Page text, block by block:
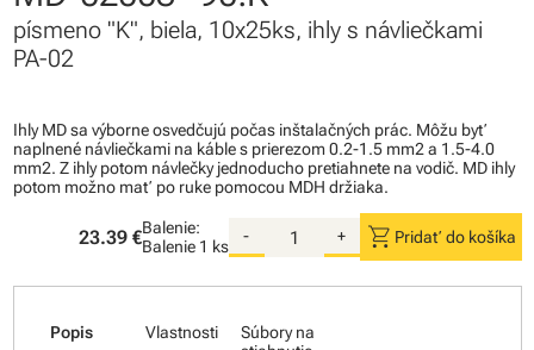
písmeno "K", biela, 10x25ks, ihly s návliečkami
PA-02
Ihly MD sa výborne osvedčujú počas inštalačných prác. Môžu byť
naplnené návliečkami na káble s prierezom 0.2-1.5 mm2 a 1.5-4.0
mm2. Z ihly potom návlečky jednoducho pretiahnete na vodič. MD ihly
potom možno mať po ruke pomocou MDH držiaka.
23.39 €Balenie:
Balenie 1 ks
- + shopping_cart Pridať do košíka
Popis Vlastnosti
Súbory na